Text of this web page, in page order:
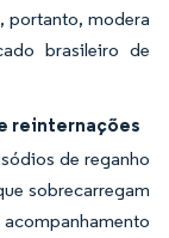
portanto, modera
brasileiro de
reinternações
de reganho
sobrecarregam